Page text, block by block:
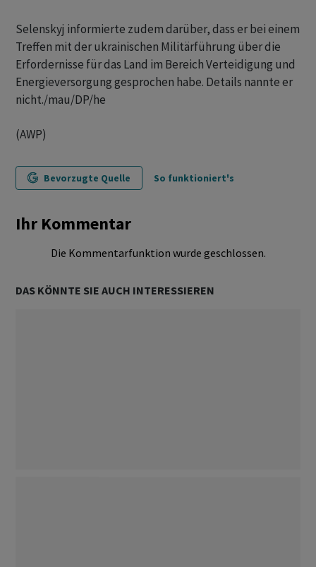
Selenskyj informierte zudem darüber, dass er bei einem
Treffen mit der ukrainischen Militärführung über die
Erfordernisse für das Land im Bereich Verteidigung und
Energieversorgung gesprochen habe. Details nannte er
nicht./mau/DP/he
(AWP)
Bevorzugte Quelle So funktioniert's
Ihr Kommentar
Die Kommentarfunktion wurde geschlossen.
DAS KÖNNTE SIE AUCH INTERESSIEREN